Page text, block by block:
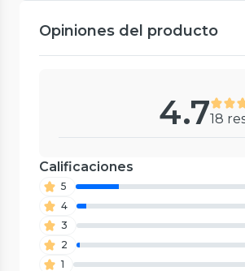
Opiniones del producto
4.718
Calificaciones
5
4
3
2
1